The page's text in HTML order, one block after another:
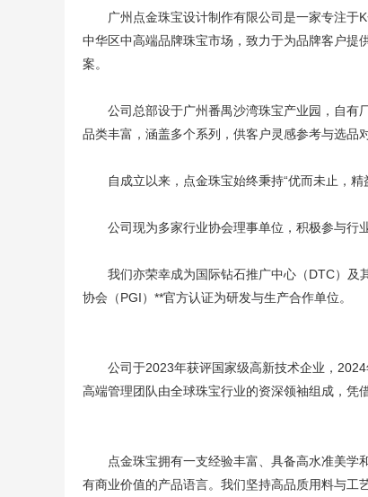
广州点金珠宝设计制作有限公司是一家专注于K
中华区中高端品牌珠宝市场，致力于为品牌客户
案。
公司总部设于广州番禺沙湾珠宝产业园 ，自有
品类丰富，涵盖多个系列，供客户灵感参考与选品对
自成立以来，点金珠宝始终秉持“优而未止，精
公司现为多家行业协会理事单位，积极参与行
我们亦荣幸成为国际钻石推广中心（DTC）及
协会（PGI）**官方认证为研发与生产合作单位。
公司于2023年获评国家级高新技术企业，2024
高端管理团队由全球珠宝行业的资深领袖组成，凭
点金珠宝拥有一支经验丰富、具备高水准美学
有商业价值的产品语言。我们坚持高品质用料与工